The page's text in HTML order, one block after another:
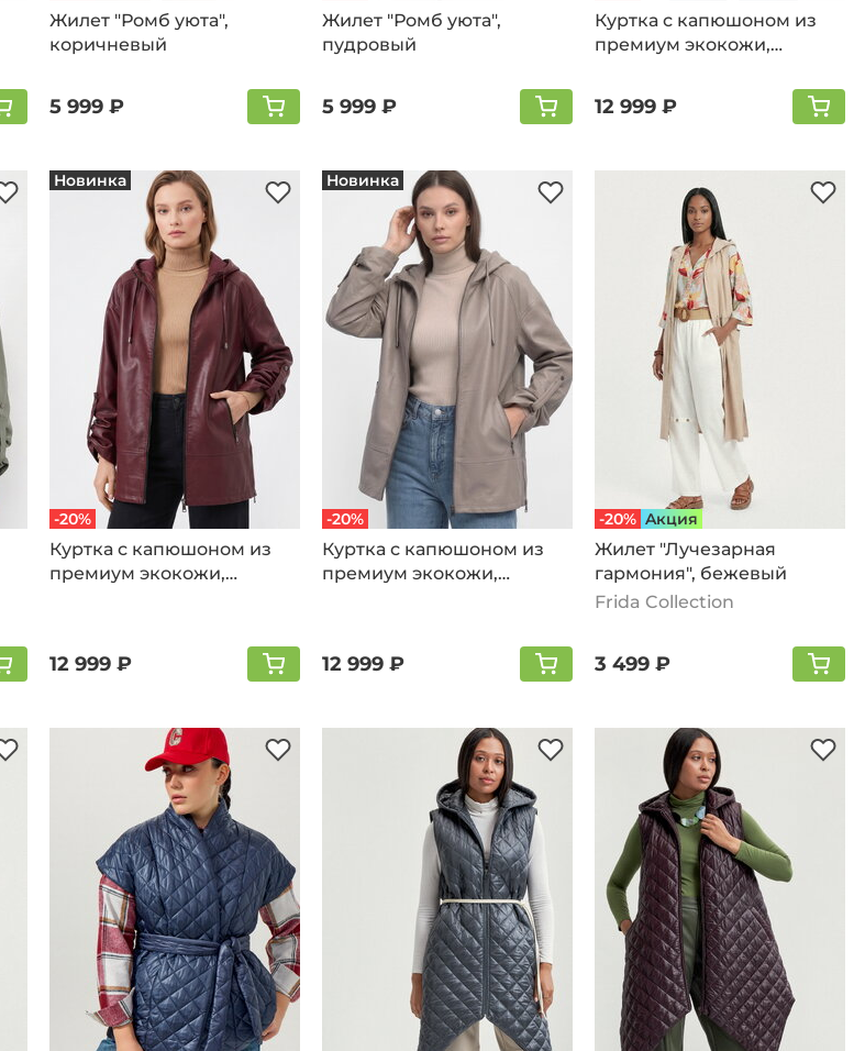
Жилет "Ромб уюта",
коричневый
5 999 ₽
Жилет "Ромб уюта",
пудровый
5 999 ₽
Куртка с капюшоном из
премиум экокожи,
12 999 ₽
-20%
Новинка
Куртка с капюшоном из
премиум экокожи,
12 999 ₽
-20%
Новинка
Куртка с капюшоном из
премиум экокожи,
12 999 ₽
-20% Aкция
Жилет "Лучезарная
гармония", бежевый
Frida Collection
3 499 ₽